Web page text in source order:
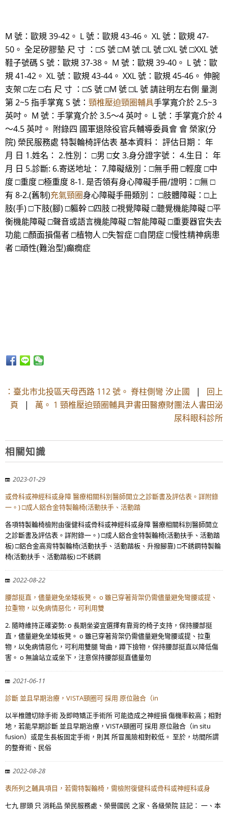
M 號：歐規 39-42。 L 號：歐規 43-46。 XL 號：歐規 47-
50。 全足矽膠墊 尺 寸 ：□S 號 □M 號 □L 號 □XL 號 □XXL 號
鞋子號碼 S 號：歐規 37-38。 M 號：歐規 39-40。 L 號：歐
規 41-42。 XL 號：歐規 43-44。 XXL 號：歐規 45-46。 伸腕
支架 □左 □右 尺 寸 ：□S 號 □M 號 □L 號 請註明左右側 量測
第 2~5 指手掌寬 S 號： 頸椎壓迫頸圈輔具手掌寬介於 2.5~3
英吋。 M 號：手掌寬介於 3.5～4 英吋。 L 號：手掌寬介於 4
～4.5 英吋。 附錄四 國軍退除役官兵輔導委員會 會 榮家(分
院) 榮民服務處 特製輪椅評估表 基本資料： 評估日期： 年
月 日 1.姓名： 2.性別： □男 □女 3.身分證字號： 4.生日： 年
月 日 5.診斷: 6.寄送地址： 7.障礙級別：□無手冊 □輕度 □中
度 □重度 □極重度 8-1. 是否領有身心障礙手冊/證明：□無 □
有 8-2.(舊制)充氣頸圈身心障礙手冊類別： □肢體障礙：□上
肢(手) □下肢(腳) □軀幹 □四肢 □視覺障礙 □聽覺機能障礙 □平
衡機能障礙 □聲音或語言機能障礙 □智能障礙 □重要器官失去
功能 □顏面損傷者 □植物人 □失智症 □自閉症 □慢性精神病患
者 □頑性(難治型)癲癇症
：臺北市北投區天母西路 112 號。 脊柱側彎 汐止國 | 回上
頁 | 萬。 1 頸椎壓迫頸圈輔具尹書田醫療財團法人書田泌
尿科眼科診所
相關知識
2023-01-29
或骨科或神經科或身障 醫療相關科別醫師開立之診斷書及評估表。詳附錄
一。) □成人鋁合金特製輪椅(活動扶手、活動踏
各項特製輪椅檢附由復健科或骨科或神經科或身障 醫療相關科別醫師開立
之診斷書及評估表。詳附錄一。) □成人鋁合金特製輪椅(活動扶手、活動踏
板) □鋁合金高背特製輪椅(活動扶手、活動踏板、升撥腳靠) □不銹鋼特製輪
椅(活動扶手、活動踏板) □不銹鋼
2022-08-22
腰部挺直，儘量避免坐矮板凳。 o 雖已穿著背架仍需儘量避免彎腰或提、
拉重物，以免病情惡化，可利用雙
2. 隨時維持正確姿勢: o 長期坐姿宜選擇有靠背的椅子支持，保持腰部挺
直，儘量避免坐矮板凳。 o 雖已穿著背架仍需儘量避免彎腰或提、拉重
物，以免病情惡化，可利用雙腿 彎曲，蹲下撿物，保持腰部挺直以降低傷
害。 o 無論站立或坐下，注意保持腰部挺直儘量勿
2021-06-11
診斷 並且早期治療，VISTA頸圈可 採用 原位融合（in
以半椎體切除手術 及即時矯正手術所 可能造成之神經損 傷機率較高；相對
地，若能早期診斷 並且早期治療，VISTA頸圈可 採用 原位融合（in situ
fusion）或是生長板固定手術，則其 所冒風險相對較低。 至於，坊間所謂
的整脊術、民俗
2022-08-28
表所列之輔具項目，若需特製輪椅，需檢附復健科或骨科或神經科或身
七九 膠頭 只 消耗品 榮民服務處、榮譽國民 之家、各級榮院 註記： 一、本